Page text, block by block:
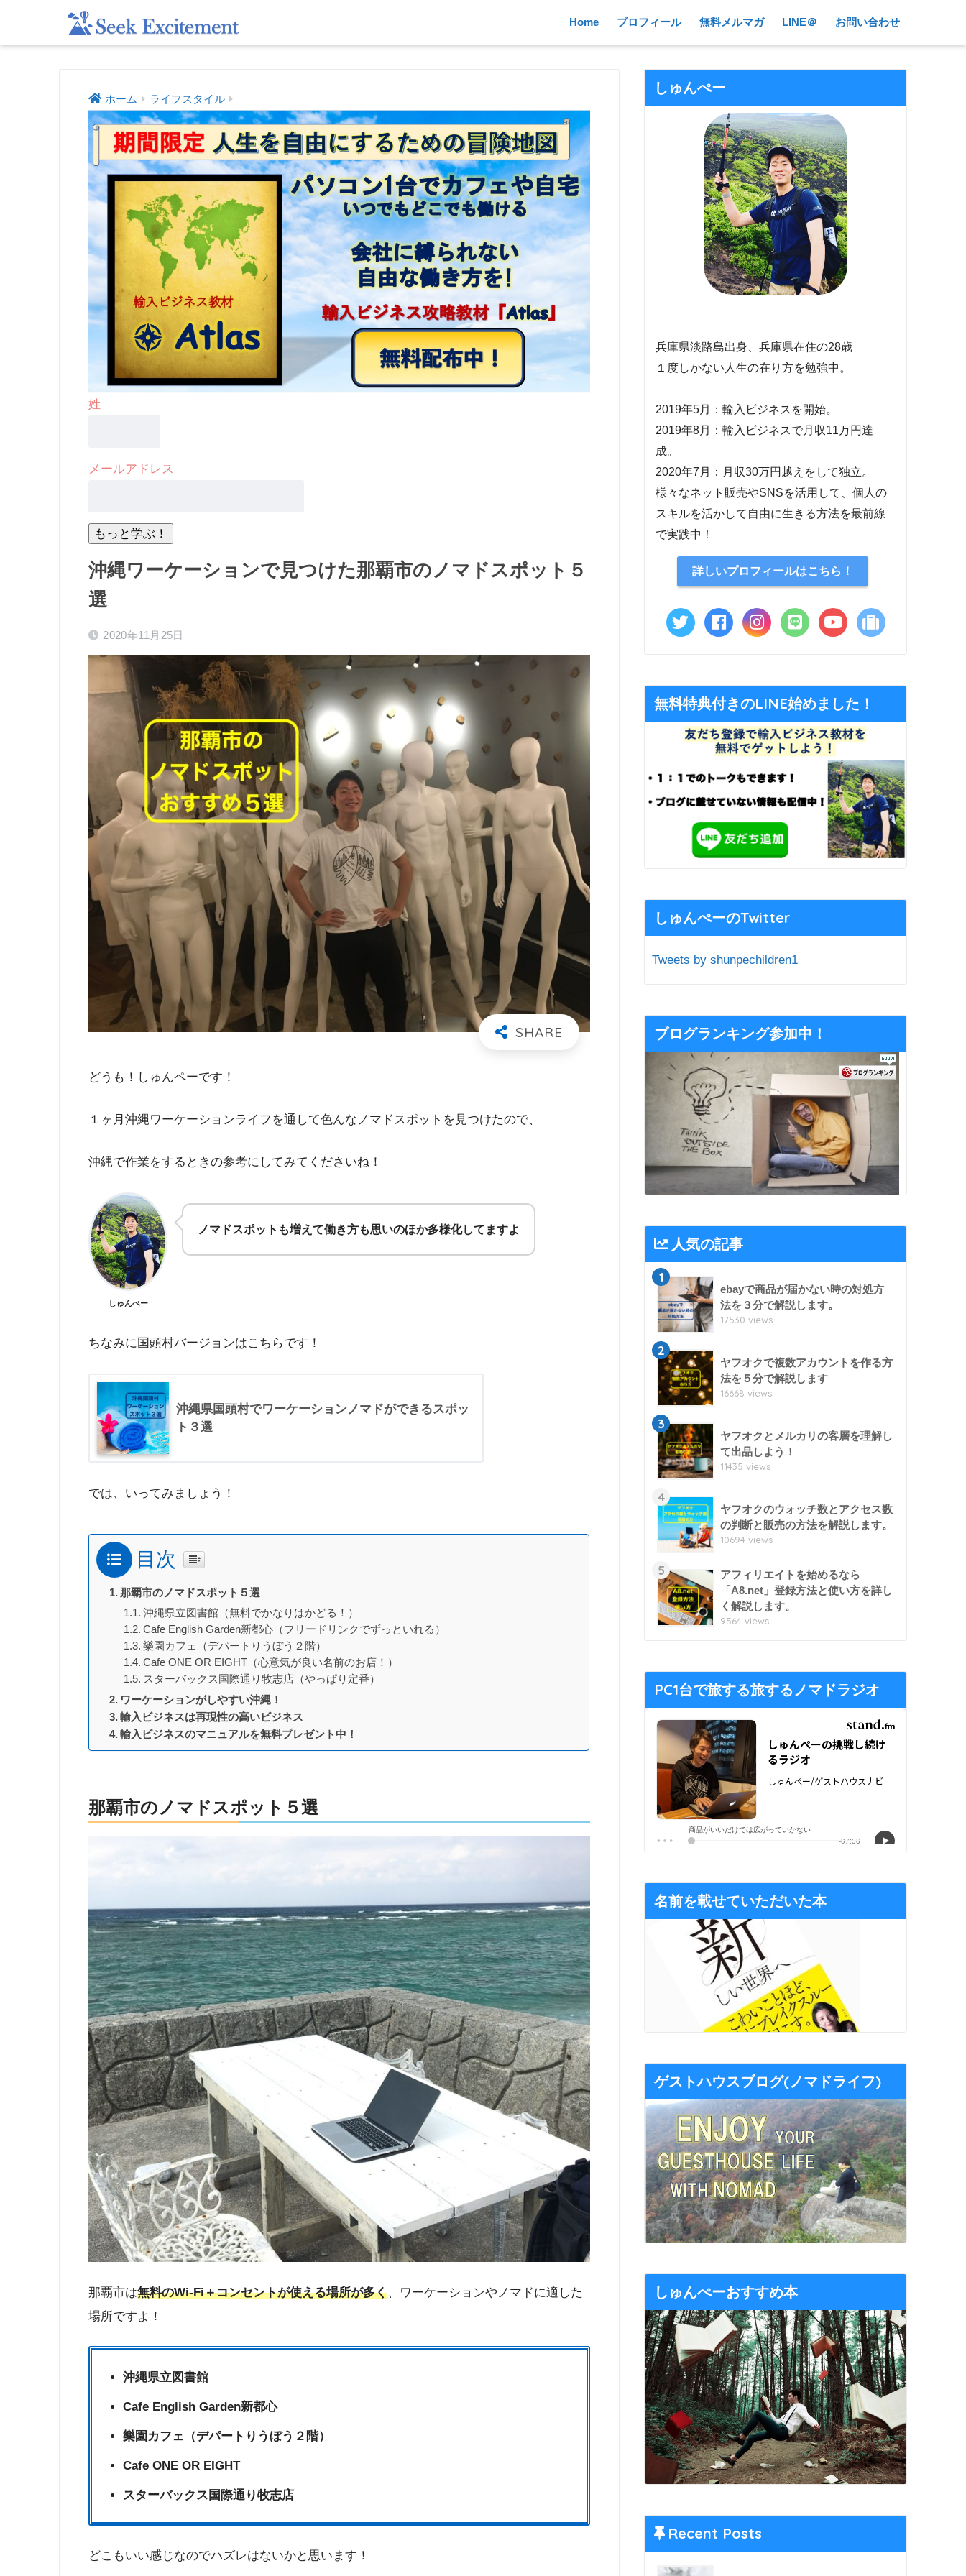
Home プロフィール 無料メルマガ LINE＠ お問い合わせ
ホーム ライフスタイル
姓
メールアドレス
沖縄ワーケーションで見つけた那覇市のノマドスポット５
選
2020年11月25日
どうも！しゅんペーです！
１ヶ月沖縄ワーケーションライフを通して色んなノマドスポットを見つけたので、
沖縄で作業をするときの参考にしてみてくださいね！
しゅんぺー
ノマドスポットも増えて働き方も思いのほか多様化してますよ
ちなみに国頭村バージョンはこちらです！
沖縄県国頭村でワーケーションノマドができるスポッ
ト３選
では、いってみましょう！
目次
那覇市のノマドスポット５選
沖縄県立図書館（無料でかなりはかどる！）
Cafe English Garden新都心（フリードリンクでずっといれる）
樂園カフェ（デパートりうぼう２階）
Cafe ONE OR EIGHT（心意気が良い名前のお店！）
スターバックス国際通り牧志店（やっぱり定番）
ワーケーションがしやすい沖縄！
輸入ビジネスは再現性の高いビジネス
輸入ビジネスのマニュアルを無料プレゼント中！
那覇市のノマドスポット５選
那覇市は無料のWi-Fi＋コンセントが使える場所が多く、ワーケーションやノマドに適した
場所ですよ！
沖縄県立図書館
Cafe English Garden新都心
樂園カフェ（デパートりうぼう２階）
Cafe ONE OR EIGHT
スターバックス国際通り牧志店
どこもいい感じなのでハズレはないかと思います！
しゅんぺー
兵庫県淡路島出身、兵庫県在住の28歳
１度しかない人生の在り方を勉強中。
2019年5月：輸入ビジネスを開始。
2019年8月：輸入ビジネスで月収11万円達
成。
2020年7月：月収30万円越えをして独立。
様々なネット販売やSNSを活用して、個人の
スキルを活かして自由に生きる方法を最前線
で実践中！
詳しいプロフィールはこちら！
無料特典付きのLINE始めました！
しゅんぺーのTwitter
Tweets by shunpechildren1
ブログランキング参加中！
人気の記事
1
ebayで商品が届かない時の対処方
法を３分で解説します。
17530 views
2
ヤフオクで複数アカウントを作る方
法を５分で解説します
16668 views
3
ヤフオクとメルカリの客層を理解し
て出品しよう！
11435 views
4
ヤフオクのウォッチ数とアクセス数
の判断と販売の方法を解説します。
10694 views
5
アフィリエイトを始めるなら
「A8.net」登録方法と使い方を詳し
く解説します。
9564 views
PC1台で旅する旅するノマドラジオ
名前を載せていただいた本
ゲストハウスブログ(ノマドライフ)
しゅんぺーおすすめ本
Recent Posts